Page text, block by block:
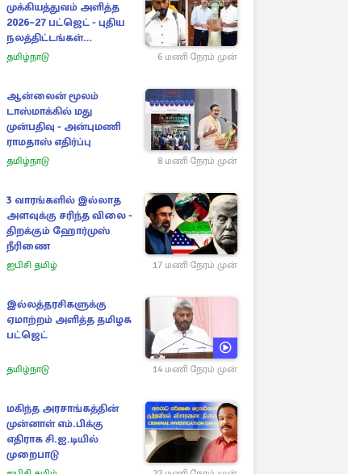
முக்கியத்துவம் அளித்த
2026–27 பட்ஜெட் - புதிய
நலத்திட்டங்கள்
என்னென்ன?
தமிழ்நாடு 6 மணி நேரம் முன்
ஆன்லைன் மூலம்
டாஸ்மாக்கில் மது
முன்பதிவு - அன்புமணி
ராமதாஸ் எதிர்ப்பு
தமிழ்நாடு 8 மணி நேரம் முன்
3 வாரங்களில் இல்லாத
அளவுக்கு சரிந்த விலை -
திறக்கும் ஹோர்முஸ்
நீரிணை
ஐபிசி தமிழ் 17 மணி நேரம் முன்
இல்லத்தரசிகளுக்கு
ஏமாற்றம் அளித்த தமிழக
பட்ஜெட்
தமிழ்நாடு 14 மணி நேரம் முன்
மகிந்த அரசாங்கத்தின்
முன்னாள் எம்.பிக்கு
எதிராக சி.ஐ.டியில்
முறைபாடு